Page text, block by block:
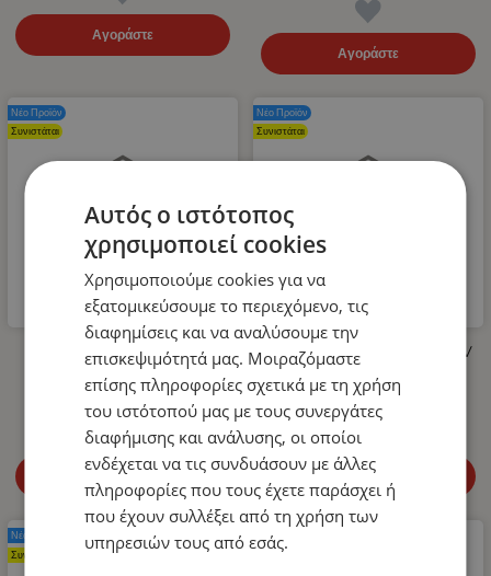
Αγοράστε
Αγοράστε
Λάστιχο Υψηλής Πίεσης για
Πλυστικό 400bar 10m
14.99 €
Αγοράστε
Νέο Προϊόν
Συνιστάται
LED Όγκου Τριπλό 12V / 24V
Πορτοκαλί 110mm x 30mm
4.99 €
Αγοράστε
Νέο Προϊόν
Συνιστάται
Νέο Προϊόν
Συνιστάται
Νέο Προϊόν
Αυτός ο ιστότοπος
χρησιμοποιεί cookies
Χρησιμοποιούμε cookies για να
εξατομικεύσουμε το περιεχόμενο, τις
διαφημίσεις και να αναλύσουμε την
επισκεψιμότητά μας. Μοιραζόμαστε
επίσης πληροφορίες σχετικά με τη χρήση
του ιστότοπού μας με τους συνεργάτες
διαφήμισης και ανάλυσης, οι οποίοι
ενδέχεται να τις συνδυάσουν με άλλες
πληροφορίες που τους έχετε παράσχει ή
που έχουν συλλέξει από τη χρήση των
υπηρεσιών τους από εσάς.